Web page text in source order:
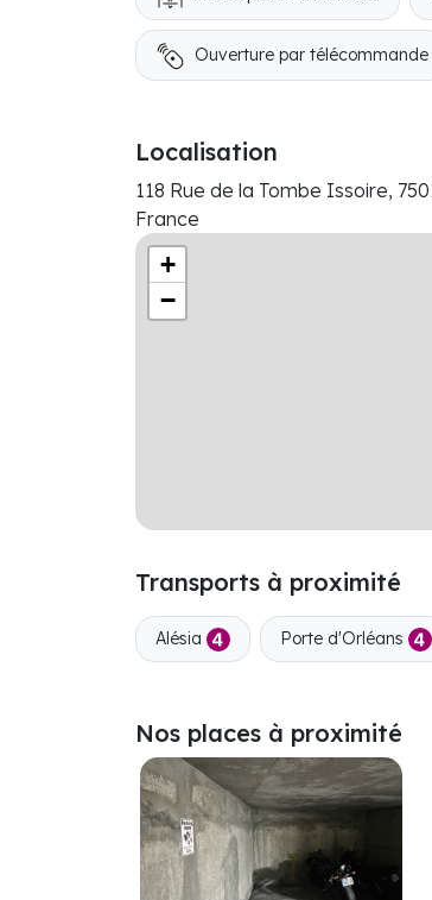
Ouverture par télécommande
Localisation
118 Rue de la Tombe Issoire,
France
+
−
Transports à proximité
Alésia Porte d'Orléans
Nos places à proximité